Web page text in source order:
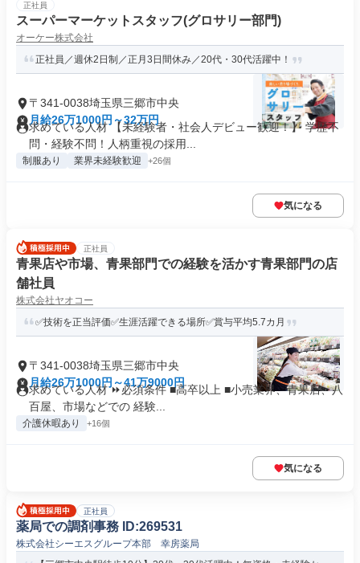
正社員
スーパーマーケットスタッフ(グロサリー部門)
オーケー株式会社
正社員／週休2日制／正月3日間休み／20代・30代活躍中！
〒341-0038埼玉県三郷市中央
月給26万1000円～32万円
求めている人材 【未経験者・社会人デビュー歓迎！】 学歴不
問・経験不問！人柄重視の採用...
制服あり 業界未経験歓迎 +26個
気になる
正社員
青果店や市場、青果部門での経験を活かす青果部門の店
舗社員
株式会社ヤオコー
✅技術を正当評価✅生涯活躍できる場所✅賞与平均5.7カ月
〒341-0038埼玉県三郷市中央
月給26万1000円～41万9000円
求めている人材 ⏩必須条件 ■高卒以上 ■小売業界、青果店、八
百屋、市場などでの 経験...
介護休暇あり +16個
気になる
正社員
薬局での調剤事務 ID:269531
株式会社シーエスグループ本部 幸房薬局